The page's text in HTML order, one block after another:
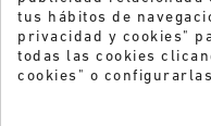
tus hábitos de
privacidad y cookies"
todas las cookies
cookies" o